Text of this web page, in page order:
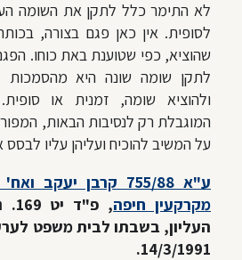
לא התימר כלל לתקן את השומה
לסופית. אין כאן פגם בצורה,
שהוציא, כפי שטוענת באת כוחו.
לתקן שומה שונה היא מהסמכות
ולהוציא שומה, זמנית או
על המשיב להוכיח ועליהן עליו לבסס
ע"א 755/88 קרבן
מקרקעין חיפה
,
העליון, בשבתו לבית משפט
14/3/1991.